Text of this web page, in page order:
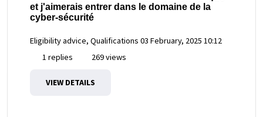
et j'aimerais entrer dans le domaine de la
cyber-sécurité
Eligibility advice, Qualifications 03 February, 2025 10:12
1 replies
269 views
VIEW DETAILS